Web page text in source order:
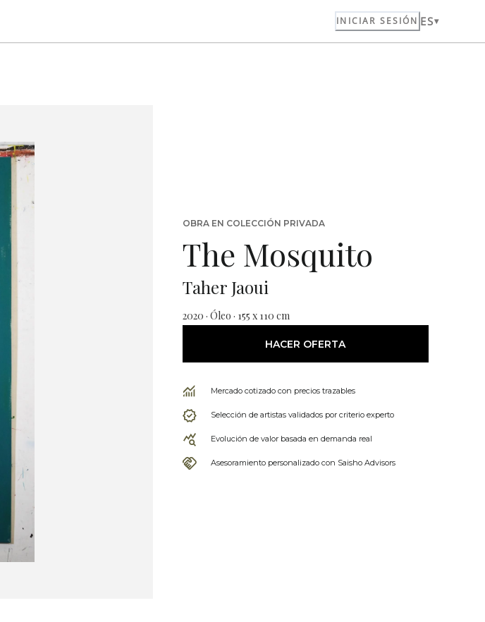
INICIAR SESIÓN ES
OBRA EN COLECCIÓN PRIVADA
The Mosquito
Taher Jaoui
2020 · Óleo · 155 x 110 cm
HACER OFERTA
Mercado cotizado con precios trazables
Selección de artistas validados por criterio experto
Evolución de valor basada en demanda real
Asesoramiento personalizado con Saisho Advisors